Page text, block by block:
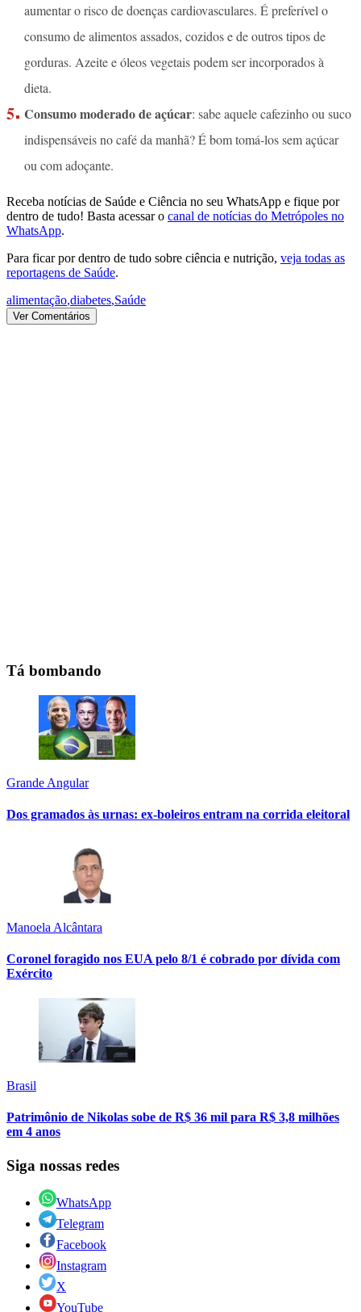
aumentar o risco de doenças cardiovasculares. É preferível o
consumo de alimentos assados, cozidos e de outros tipos de
gorduras. Azeite e óleos vegetais podem ser incorporados à
dieta.
Consumo moderado de açúcar: sabe aquele cafezinho ou suco
indispensáveis no café da manhã? É bom tomá-los sem açúcar
ou com adoçante.
Receba notícias de Saúde e Ciência no seu WhatsApp e fique por
dentro de tudo! Basta acessar o canal de notícias do Metrópoles no
WhatsApp.
Para ficar por dentro de tudo sobre ciência e nutrição, veja todas as
reportagens de Saúde.
alimentação,diabetes,Saúde
Ver Comentários
Tá bombando
Grande Angular
Dos gramados às urnas: ex-boleiros entram na corrida eleitoral
Manoela Alcântara
Coronel foragido nos EUA pelo 8/1 é cobrado por dívida com
Exército
Brasil
Patrimônio de Nikolas sobe de R$ 36 mil para R$ 3,8 milhões
em 4 anos
Siga nossas redes
WhatsApp
Telegram
Facebook
Instagram
X
YouTube